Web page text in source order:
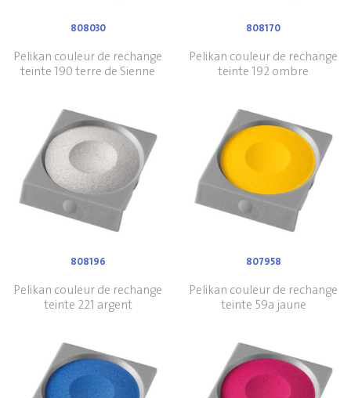
808030
Pelikan couleur de rechange
teinte 190 terre de Sienne
808170
Pelikan couleur de rechange
teinte 192 ombre
808196
Pelikan couleur de rechange
teinte 221 argent
807958
Pelikan couleur de rechange
teinte 59a jaune